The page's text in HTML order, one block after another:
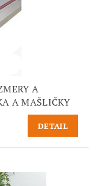
A
A MAŠLIČKY
DETAIL